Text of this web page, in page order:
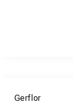
Gerflor